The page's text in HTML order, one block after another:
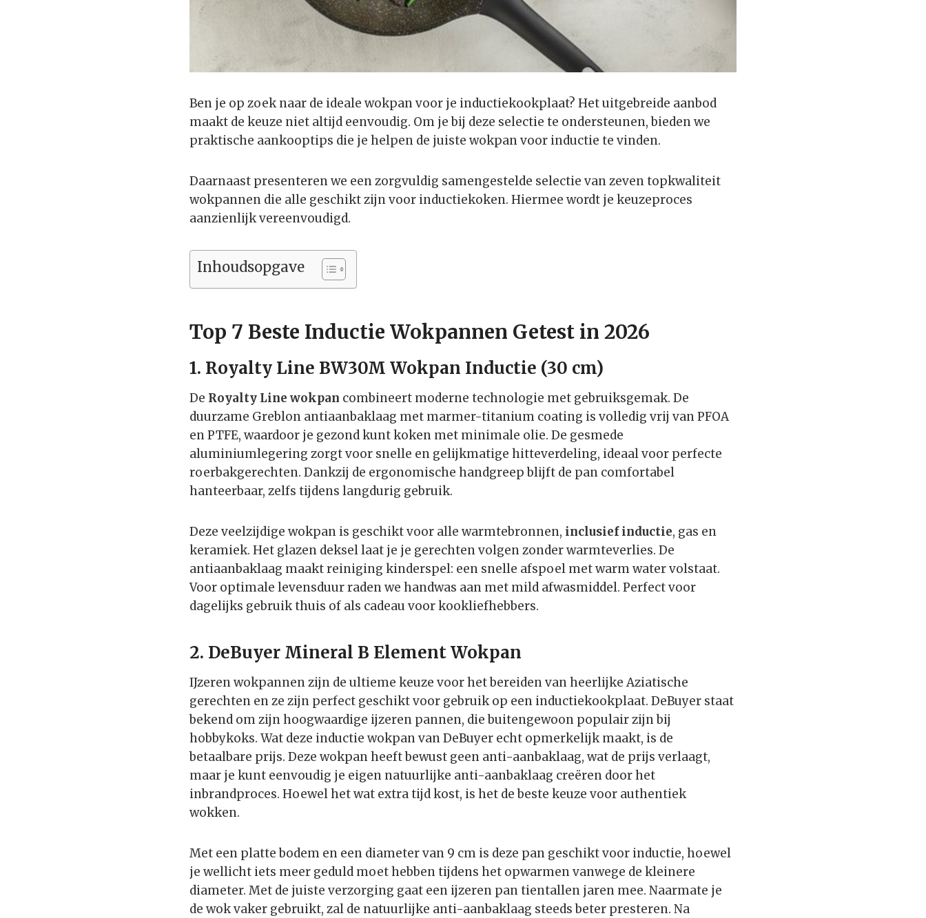
Ben je op zoek naar de ideale wokpan voor je inductiekookplaat? Het uitgebreide aanbod
maakt de keuze niet altijd eenvoudig. Om je bij deze selectie te ondersteunen, bieden we
praktische aankooptips die je helpen de juiste wokpan voor inductie te vinden.
Daarnaast presenteren we een zorgvuldig samengestelde selectie van zeven topkwaliteit
wokpannen die alle geschikt zijn voor inductiekoken. Hiermee wordt je keuzeproces
aanzienlijk vereenvoudigd.
Inhoudsopgave
Top 7 Beste Inductie Wokpannen Getest in 2026
1. Royalty Line BW30M Wokpan Inductie (30 cm)
De Royalty Line wokpan combineert moderne technologie met gebruiksgemak. De
duurzame Greblon antiaanbaklaag met marmer-titanium coating is volledig vrij van PFOA
en PTFE, waardoor je gezond kunt koken met minimale olie. De gesmede
aluminiumlegering zorgt voor snelle en gelijkmatige hitteverdeling, ideaal voor perfecte
roerbakgerechten. Dankzij de ergonomische handgreep blijft de pan comfortabel
hanteerbaar, zelfs tijdens langdurig gebruik.
Deze veelzijdige wokpan is geschikt voor alle warmtebronnen, inclusief inductie, gas en
keramiek. Het glazen deksel laat je je gerechten volgen zonder warmteverlies. De
antiaanbaklaag maakt reiniging kinderspel: een snelle afspoel met warm water volstaat.
Voor optimale levensduur raden we handwas aan met mild afwasmiddel. Perfect voor
dagelijks gebruik thuis of als cadeau voor kookliefhebbers.
2. DeBuyer Mineral B Element Wokpan
IJzeren wokpannen zijn de ultieme keuze voor het bereiden van heerlijke Aziatische
gerechten en ze zijn perfect geschikt voor gebruik op een inductiekookplaat. DeBuyer staat
bekend om zijn hoogwaardige ijzeren pannen, die buitengewoon populair zijn bij
hobbykoks. Wat deze inductie wokpan van DeBuyer echt opmerkelijk maakt, is de
betaalbare prijs. Deze wokpan heeft bewust geen anti-aanbaklaag, wat de prijs verlaagt,
maar je kunt eenvoudig je eigen natuurlijke anti-aanbaklaag creëren door het
inbrandproces. Hoewel het wat extra tijd kost, is het de beste keuze voor authentiek
wokken.
Met een platte bodem en een diameter van 9 cm is deze pan geschikt voor inductie, hoewel
je wellicht iets meer geduld moet hebben tijdens het opwarmen vanwege de kleinere
diameter. Met de juiste verzorging gaat een ijzeren pan tientallen jaren mee. Naarmate je
de wok vaker gebruikt, zal de natuurlijke anti-aanbaklaag steeds beter presteren. Na